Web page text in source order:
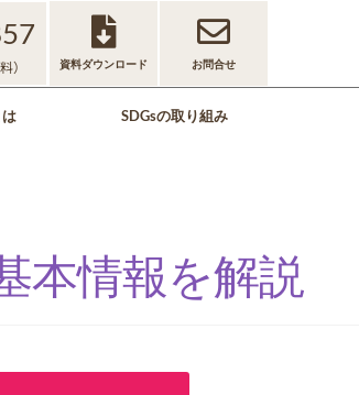
） 資料ダウンロード お問合せ
は SDGsの取り組み
本情報を解説